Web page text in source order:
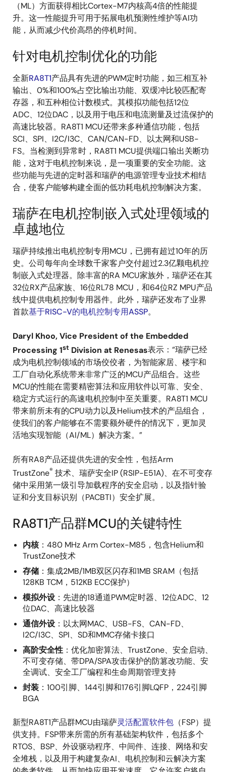
（ML）方面获得相比Cortex-M7内核高4倍的性能提
升。这一性能提升可用于拓展电机预测性维护等AI功
能，从而减少代价高昂的停机时间。
针对电机控制优化的功能
全新RA8T1产品具有先进的PWM定时功能，如三相互补
输出、0%和100%占空比输出功能、双缓冲比较匹配寄
存器，和五种相位计数模式。其模拟功能包括12位
ADC、12位DAC，以及用于电压和电流测量及过流保护的
高速比较器。RA8T1 MCU还带来多种通信功能，包括
SCI、SPI、I2C/I3C、CAN/CAN-FD、以太网和USB-
FS。当检测到异常时，RA8T1 MCU提供端口输出关断功
能，这对于电机控制来说，是一项重要的安全功能。这
些功能与先进的定时器和瑞萨的电源管理专业技术相结
合，使客户能够构建全面的低功耗电机控制解决方案。
瑞萨在电机控制嵌入式处理领域的
卓越地位
瑞萨持续推出电机控制专用MCU，已拥有超过10年的历
史。公司每年向全球数千家客户交付超过2.3亿颗电机控
制嵌入式处理器。除丰富的RA MCU家族外，瑞萨还在其
32位RX产品家族、16位RL78 MCU，和64位RZ MPU产品
线中提供电机控制专用器件。此外，瑞萨还发布了业界
首款基于RISC-V的电机控制专用ASSP。
Daryl Khoo, Vice President of the Embedded
Processing 1st Division at Renesas表示：“瑞萨已经
成为电机控制领域的市场佼佼者，为智能家居、楼宇和
工厂自动化系统带来非常广泛的MCU产品组合。这些
MCU的性能在需要精密算法和应用软件以可靠、安全、
稳定方式运行的高速电机控制中至关重要。RA8T1 MCU
带来前所未有的CPU动力以及Helium技术的产品组合，
使我们的客户能够在不需要额外硬件的情况下，更加灵
活地实现智能（AI/ML）解决方案。”
所有RA8产品还提供先进的安全性，包括Arm
TrustZone® 技术、瑞萨安全IP (RSIP-E51A)、在不可变存
储中采用第一级引导加载程序的安全启动，以及指针验
证和分支目标识别（PACBTI）安全扩展。
RA8T1产品群MCU的关键特性
内核：480 MHz Arm Cortex-M85，包含Helium和
TrustZone技术
存储 ：集成2MB/1MB双区闪存和1MB SRAM（包括
128KB TCM，512KB ECC保护）
模拟外设 ：先进的18通道PWM定时器、12位ADC、12
位DAC、高速比较器
通信外设 ：以太网MAC、USB-FS、CAN-FD、
I2C/I3C、SPI、SD和MMC存储卡接口
高阶安全性 ：优化加密算法、TrustZone、安全启动、
不可变存储、带DPA/SPA攻击保护的防篡改功能、安
全调试、安全工厂编程和生命周期管理支持
封装 ：100引脚、144引脚和176引脚LQFP，224引脚
BGA
新型RA8T1产品群MCU由瑞萨灵活配置软件包 （FSP）提
供支持。FSP带来所需的所有基础架构软件，包括多个
RTOS、BSP、外设驱动程序、中间件、连接、网络和安
全堆栈，以及用于构建复杂AI、电机控制和云解决方案